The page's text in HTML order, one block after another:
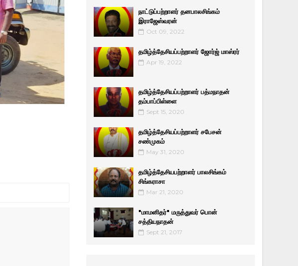
நாட்டுப்பற்றாளர் தனபாலசிங்கம்
இராஜேஸ்வரன்
Oct 09, 2022
தமிழ்த்தேசியப்பற்றாளர் ஜோர்ஜ் மாஸ்ரர்
Apr 19, 2022
தமிழ்த்தேசியப்பற்றாளர் பத்மநாதன்
தம்பாப்பிள்ளை
Sept 15, 2020
தமிழ்த்தேசியப்பற்றாளர் சபேசன்
சண்முகம்
May 31, 2020
தமிழ்த்தேசியபற்றாளர் பாலசிங்கம்
சிங்கராசா
Mar 21, 2020
"மாமனிதர்" மருத்துவர் பொன்
சத்தியநாதன்
Sept 21, 2017